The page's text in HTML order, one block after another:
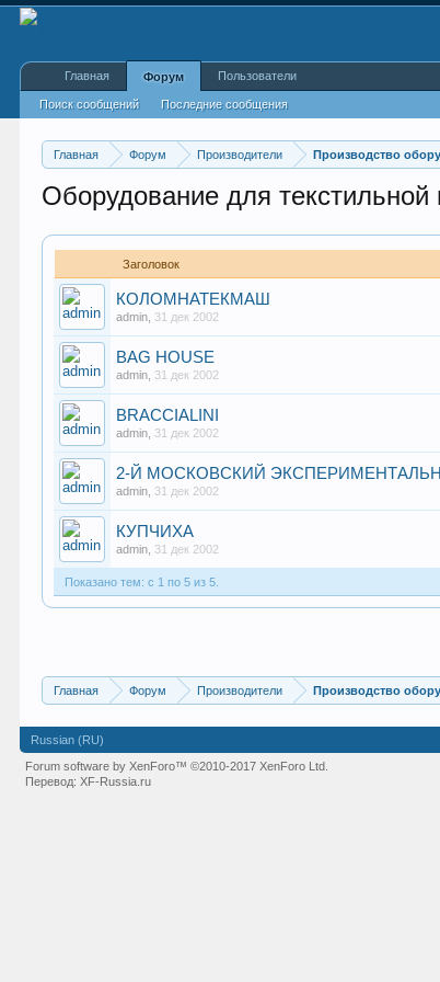
Главная Форум Производители Производство
Оборудование для
Заголовок
КОЛОМНАТЕКМАШ
admin 31 дек 2002
BAG HOUSE
admin 31 дек 2002
BRACCIALINI
admin 31 дек 2002
2-Й МОСКОВСКИЙ
admin 31 дек 2002
КУПЧИХА
admin 31 дек 2002
Показано тем: с 1 по 5 из 5.
Главная Форум Производители Производство
Главная Форум
Поиск сообщений Последние сообщения
Пользователи
Russian (RU)
Forum software by XenForo™©2010-2017 XenForo Ltd.
Перевод:XF-Russia.ru